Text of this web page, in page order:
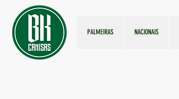
PALMEIRAS NACIONAIS